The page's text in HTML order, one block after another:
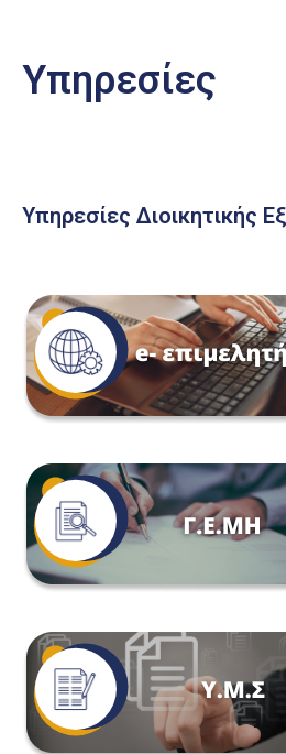
Υπηρεσίες
Υπηρεσίες Διοικητικής